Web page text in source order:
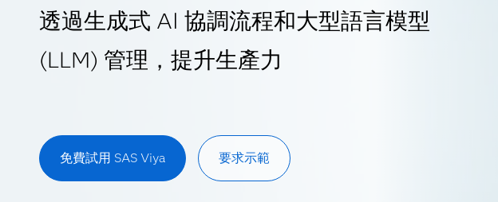
透過生成式 AI 協調流程和大型語言模型
(LLM) 管理，提升生產力
免費試用 SAS Viya 要求示範